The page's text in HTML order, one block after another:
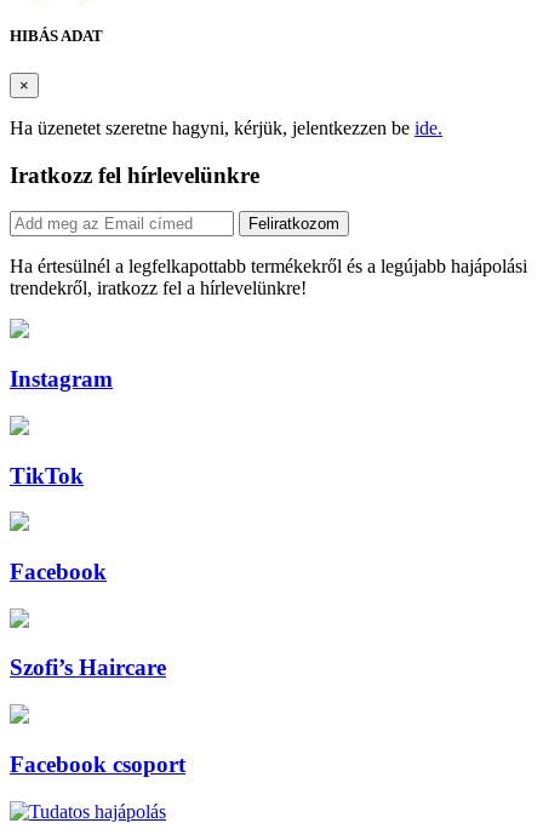
HIBÁS ADAT
×
Ha üzenetet szeretne hagyni, kérjük, jelentkezzen be ide.
Iratkozz fel hírlevelünkre
Feliratkozom
Ha értesülnél a legfelkapottabb termékekről és a legújabb hajápolási
trendekről, iratkozz fel a hírlevelünkre!
Instagram
TikTok
Facebook
Szofi’s Haircare
Facebook csoport